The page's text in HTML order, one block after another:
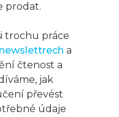
prodat.
trochu práce
a
čtenost a
jak
převést
údaje